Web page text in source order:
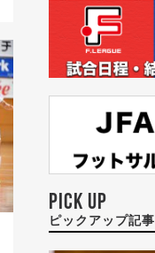
PICK UP
ピックアップ記事